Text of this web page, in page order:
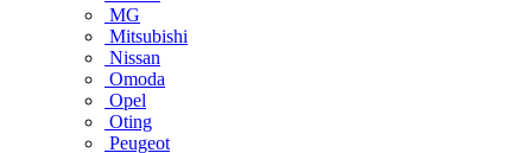
MG
Mitsubishi
Nissan
Omoda
Opel
Oting
Peugeot